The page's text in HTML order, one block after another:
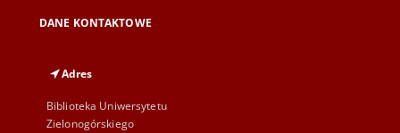
DANE KONTAKTOWE
Adres
Biblioteka Uniwersytetu
Zielonogórskiego